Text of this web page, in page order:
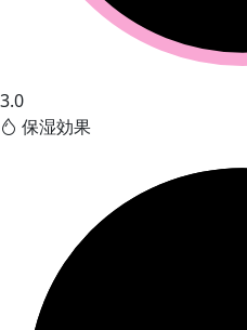
3.0
保湿効果